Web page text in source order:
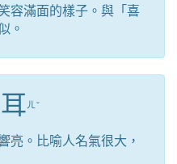
容滿面的樣子。與「喜
。
耳 ㄦ ˇ
亮。比喻人名氣很大，